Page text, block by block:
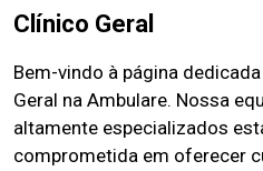
Clínico Geral
Bem-vindo à página
Geral na Ambulare. Nossa
altamente especializados
comprometida em oferecer